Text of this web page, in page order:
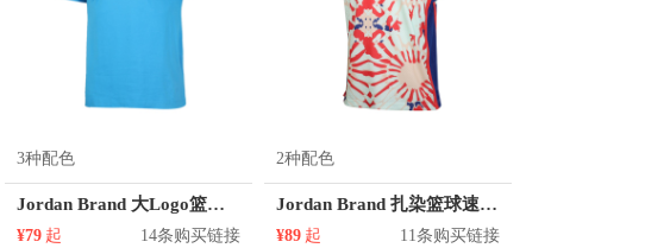
3种配色
Jordan Brand 大Logo篮球字母花卉印花圆领短袖T恤 男女同款 CQ2061
¥79 起 14条购买链接
2种配色
Jordan Brand 扎染篮球速干透气无袖T恤 CK9526印花
¥89 起 11条购买链接